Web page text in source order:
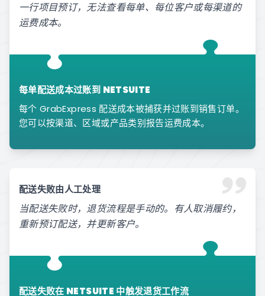
一行项目预订，无法查看每单、每位客户或每渠道的
运费成本。
每单配送成本过账到 NETSUITE
每个 GrabExpress 配送成本被捕获并过账到销售订单。
您可以按渠道、区域或产品类别报告运费成本。
配送失败由人工处理
当配送失败时，退货流程是手动的。有人取消履约，
重新预订配送，并更新客户。
配送失败在 NETSUITE 中触发退货工作流